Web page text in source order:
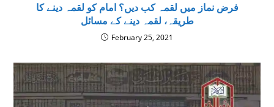
فرض نماز میں لقمہ کب دیں؟ امام کو لقمہ دینے کا
طریقہ، لقمہ دینے کے مسائل
February 25, 2021